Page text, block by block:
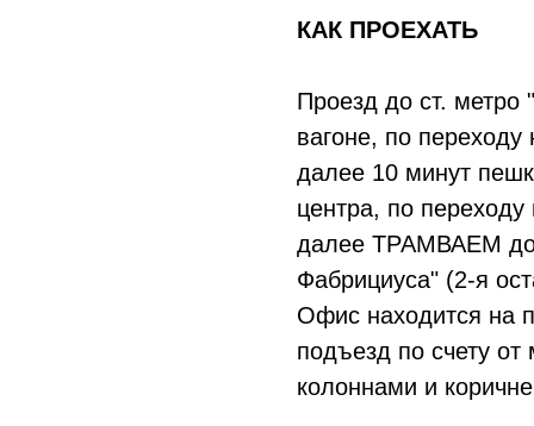
КАК ПРОЕХАТЬ
Проезд до ст. метро
вагоне, по
далее 10 минут
центра, по
далее ТРАМВАЕМ до
Фабрициуса" (2-я
Офис находится на
подъезд по счету
колоннами и